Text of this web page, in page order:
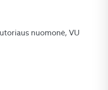
nuomonė, VU